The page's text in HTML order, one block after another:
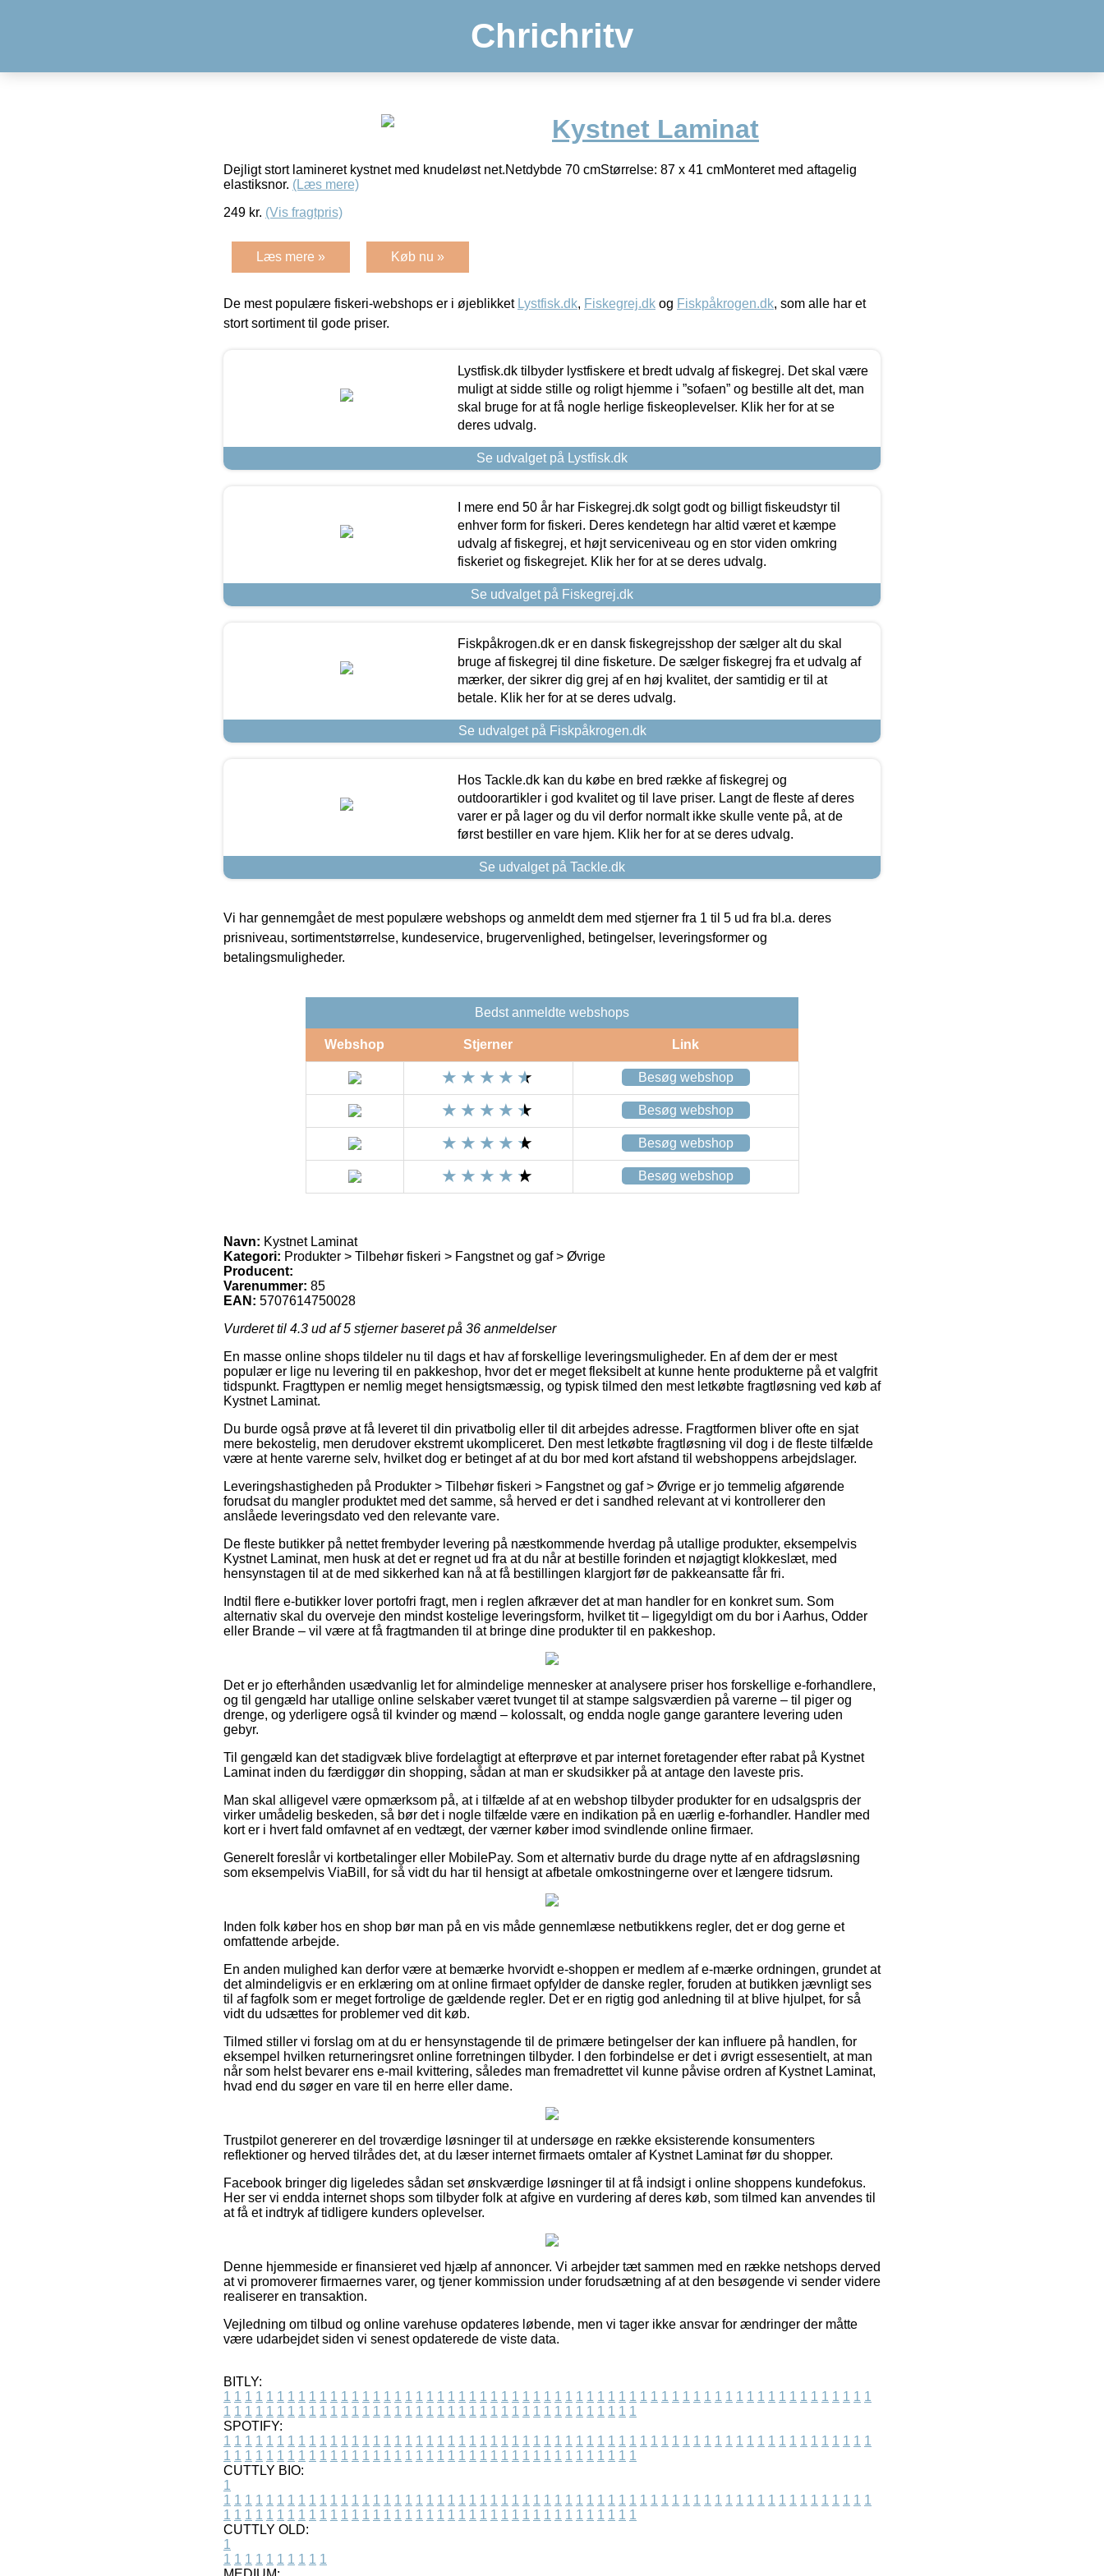
Chrichritv
Kystnet Laminat
Dejligt stort lamineret kystnet med knudeløst net.Netdybde 70 cmStørrelse: 87 x 41 cmMonteret med aftagelig
elastiksnor. (Læs mere)
249 kr. (Vis fragtpris)
Læs mere » Køb nu »
De mest populære fiskeri-webshops er i øjeblikket Lystfisk.dk, Fiskegrej.dk og Fiskpåkrogen.dk, som alle har et
stort sortiment til gode priser.
Lystfisk.dk tilbyder lystfiskere et bredt udvalg af fiskegrej. Det skal være
muligt at sidde stille og roligt hjemme i ”sofaen” og bestille alt det, man
skal bruge for at få nogle herlige fiskeoplevelser. Klik her for at se
deres udvalg.
Se udvalget på Lystfisk.dk
I mere end 50 år har Fiskegrej.dk solgt godt og billigt fiskeudstyr til
enhver form for fiskeri. Deres kendetegn har altid været et kæmpe
udvalg af fiskegrej, et højt serviceniveau og en stor viden omkring
fiskeriet og fiskegrejet. Klik her for at se deres udvalg.
Se udvalget på Fiskegrej.dk
Fiskpåkrogen.dk er en dansk fiskegrejsshop der sælger alt du skal
bruge af fiskegrej til dine fisketure. De sælger fiskegrej fra et udvalg af
mærker, der sikrer dig grej af en høj kvalitet, der samtidig er til at
betale. Klik her for at se deres udvalg.
Se udvalget på Fiskpåkrogen.dk
Hos Tackle.dk kan du købe en bred række af fiskegrej og
outdoorartikler i god kvalitet og til lave priser. Langt de fleste af deres
varer er på lager og du vil derfor normalt ikke skulle vente på, at de
først bestiller en vare hjem. Klik her for at se deres udvalg.
Se udvalget på Tackle.dk
Vi har gennemgået de mest populære webshops og anmeldt dem med stjerner fra 1 til 5 ud fra bl.a. deres
prisniveau, sortimentstørrelse, kundeservice, brugervenlighed, betingelser, leveringsformer og
betalingsmuligheder.
Bedst anmeldte webshops
Webshop Stjerner Link
Besøg webshop
Besøg webshop
Besøg webshop
Besøg webshop
Navn: Kystnet Laminat
Kategori: Produkter > Tilbehør fiskeri > Fangstnet og gaf > Øvrige
Producent:
Varenummer: 85
EAN: 5707614750028
Vurderet til 4.3 ud af 5 stjerner baseret på 36 anmeldelser
En masse online shops tildeler nu til dags et hav af forskellige leveringsmuligheder. En af dem der er mest
populær er lige nu levering til en pakkeshop, hvor det er meget fleksibelt at kunne hente produkterne på et valgfrit
tidspunkt. Fragttypen er nemlig meget hensigtsmæssig, og typisk tilmed den mest letkøbte fragtløsning ved køb af
Kystnet Laminat.
Du burde også prøve at få leveret til din privatbolig eller til dit arbejdes adresse. Fragtformen bliver ofte en sjat
mere bekostelig, men derudover ekstremt ukompliceret. Den mest letkøbte fragtløsning vil dog i de fleste tilfælde
være at hente varerne selv, hvilket dog er betinget af at du bor med kort afstand til webshoppens arbejdslager.
Leveringshastigheden på Produkter > Tilbehør fiskeri > Fangstnet og gaf > Øvrige er jo temmelig afgørende
forudsat du mangler produktet med det samme, så herved er det i sandhed relevant at vi kontrollerer den
anslåede leveringsdato ved den relevante vare.
De fleste butikker på nettet frembyder levering på næstkommende hverdag på utallige produkter, eksempelvis
Kystnet Laminat, men husk at det er regnet ud fra at du når at bestille forinden et nøjagtigt klokkeslæt, med
hensynstagen til at de med sikkerhed kan nå at få bestillingen klargjort før de pakkeansatte får fri.
Indtil flere e-butikker lover portofri fragt, men i reglen afkræver det at man handler for en konkret sum. Som
alternativ skal du overveje den mindst kostelige leveringsform, hvilket tit – ligegyldigt om du bor i Aarhus, Odder
eller Brande – vil være at få fragtmanden til at bringe dine produkter til en pakkeshop.
Det er jo efterhånden usædvanlig let for almindelige mennesker at analysere priser hos forskellige e-forhandlere,
og til gengæld har utallige online selskaber været tvunget til at stampe salgsværdien på varerne – til piger og
drenge, og yderligere også til kvinder og mænd – kolossalt, og endda nogle gange garantere levering uden
gebyr.
Til gengæld kan det stadigvæk blive fordelagtigt at efterprøve et par internet foretagender efter rabat på Kystnet
Laminat inden du færdiggør din shopping, sådan at man er skudsikker på at antage den laveste pris.
Man skal alligevel være opmærksom på, at i tilfælde af at en webshop tilbyder produkter for en udsalgspris der
virker umådelig beskeden, så bør det i nogle tilfælde være en indikation på en uærlig e-forhandler. Handler med
kort er i hvert fald omfavnet af en vedtægt, der værner køber imod svindlende online firmaer.
Generelt foreslår vi kortbetalinger eller MobilePay. Som et alternativ burde du drage nytte af en afdragsløsning
som eksempelvis ViaBill, for så vidt du har til hensigt at afbetale omkostningerne over et længere tidsrum.
Inden folk køber hos en shop bør man på en vis måde gennemlæse netbutikkens regler, det er dog gerne et
omfattende arbejde.
En anden mulighed kan derfor være at bemærke hvorvidt e-shoppen er medlem af e-mærke ordningen, grundet at
det almindeligvis er en erklæring om at online firmaet opfylder de danske regler, foruden at butikken jævnligt ses
til af fagfolk som er meget fortrolige de gældende regler. Det er en rigtig god anledning til at blive hjulpet, for så
vidt du udsættes for problemer ved dit køb.
Tilmed stiller vi forslag om at du er hensynstagende til de primære betingelser der kan influere på handlen, for
eksempel hvilken returneringsret online forretningen tilbyder. I den forbindelse er det i øvrigt essesentielt, at man
når som helst bevarer ens e-mail kvittering, således man fremadrettet vil kunne påvise ordren af Kystnet Laminat,
hvad end du søger en vare til en herre eller dame.
Trustpilot genererer en del troværdige løsninger til at undersøge en række eksisterende konsumenters
reflektioner og herved tilrådes det, at du læser internet firmaets omtaler af Kystnet Laminat før du shopper.
Facebook bringer dig ligeledes sådan set ønskværdige løsninger til at få indsigt i online shoppens kundefokus.
Her ser vi endda internet shops som tilbyder folk at afgive en vurdering af deres køb, som tilmed kan anvendes til
at få et indtryk af tidligere kunders oplevelser.
Denne hjemmeside er finansieret ved hjælp af annoncer. Vi arbejder tæt sammen med en række netshops derved
at vi promoverer firmaernes varer, og tjener kommission under forudsætning af at den besøgende vi sender videre
realiserer en transaktion.
Vejledning om tilbud og online varehuse opdateres løbende, men vi tager ikke ansvar for ændringer der måtte
være udarbejdet siden vi senest opdaterede de viste data.
BITLY:
1 1 1 1 1 1 1 1 1 1 1 1 1 1 1 1 1 1 1 1 1 1 1 1 1 1 1 1 1 1 1 1 1 1 1 1 1 1 1 1 1 1 1 1 1 1 1 1 1 1 1 1 1 1 1 1 1 1 1 1 1
1 1 1 1 1 1 1 1 1 1 1 1 1 1 1 1 1 1 1 1 1 1 1 1 1 1 1 1 1 1 1 1 1 1 1 1 1 1 1
SPOTIFY:
1 1 1 1 1 1 1 1 1 1 1 1 1 1 1 1 1 1 1 1 1 1 1 1 1 1 1 1 1 1 1 1 1 1 1 1 1 1 1 1 1 1 1 1 1 1 1 1 1 1 1 1 1 1 1 1 1 1 1 1 1
1 1 1 1 1 1 1 1 1 1 1 1 1 1 1 1 1 1 1 1 1 1 1 1 1 1 1 1 1 1 1 1 1 1 1 1 1 1 1
CUTTLY BIO:
1
1 1 1 1 1 1 1 1 1 1 1 1 1 1 1 1 1 1 1 1 1 1 1 1 1 1 1 1 1 1 1 1 1 1 1 1 1 1 1 1 1 1 1 1 1 1 1 1 1 1 1 1 1 1 1 1 1 1 1 1 1
1 1 1 1 1 1 1 1 1 1 1 1 1 1 1 1 1 1 1 1 1 1 1 1 1 1 1 1 1 1 1 1 1 1 1 1 1 1 1
CUTTLY OLD:
1
1 1 1 1 1 1 1 1 1 1